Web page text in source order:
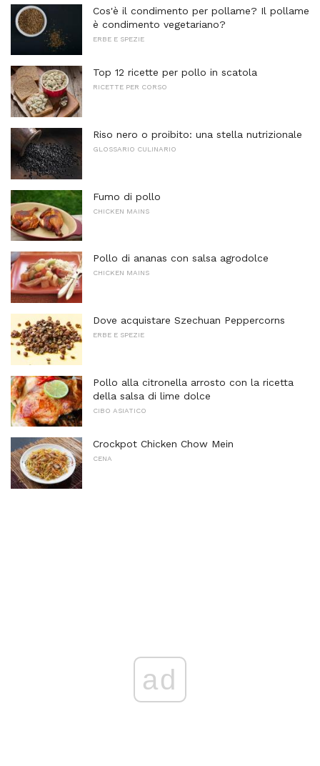
Cos'è il condimento per pollame? Il pollame
è condimento vegetariano?
ERBE E SPEZIE
Top 12 ricette per pollo in scatola
RICETTE PER CORSO
Riso nero o proibito: una stella nutrizionale
GLOSSARIO CULINARIO
Fumo di pollo
CHICKEN MAINS
Pollo di ananas con salsa agrodolce
CHICKEN MAINS
Dove acquistare Szechuan Peppercorns
ERBE E SPEZIE
Pollo alla citronella arrosto con la ricetta
della salsa di lime dolce
CIBO ASIATICO
Crockpot Chicken Chow Mein
CENA
ad